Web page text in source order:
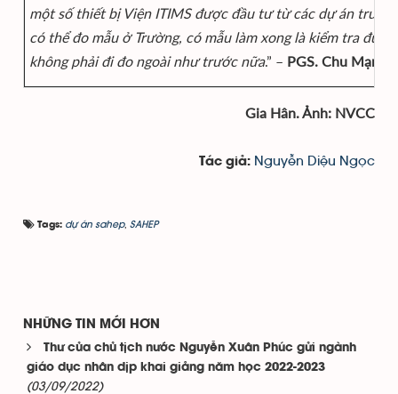
một số thiết bị Viện ITIMS được đầu tư từ các dự án
có thể đo mẫu ở Trường, có mẫu làm xong là kiểm tra
không phải đi đo ngoài như trước nữa.” – PGS. Chu Mạnh
Gia Hân. Ảnh: NVCC
Tác giả: Nguyễn Diệu Ngọc
Tags: dự án sahep, SAHEP
NHỮNG TIN MỚI HƠN
Thư của chủ tịch nước Nguyễn Xuân Phúc gửi ngành
giáo dục nhân dịp khai giảng năm học 2022-2023
(03/09/2022)